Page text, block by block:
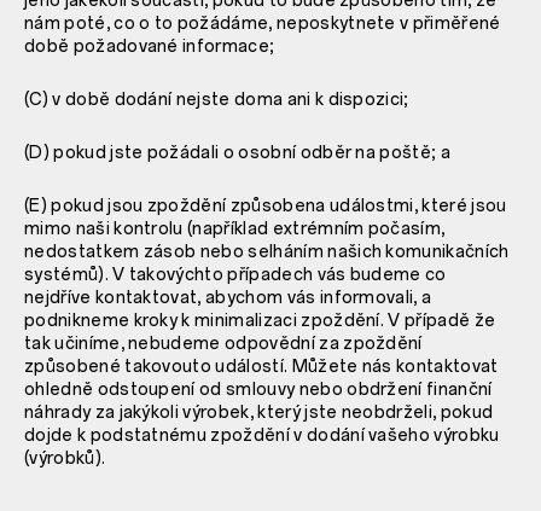
nám poté, co o to požádáme, neposkytnete v přiměřené
době požadované informace;
(C) v době dodání nejste doma ani k dispozici;
(D) pokud jste požádali o osobní odběr na poště; a
(E) pokud jsou zpoždění způsobena událostmi, které jsou
mimo naši kontrolu (například extrémním počasím,
nedostatkem zásob nebo selháním našich komunikačních
systémů). V takovýchto případech vás budeme co
nejdříve kontaktovat, abychom vás informovali, a
podnikneme kroky k minimalizaci zpoždění. V případě že
tak učiníme, nebudeme odpovědní za zpoždění
způsobené takovouto událostí. Můžete nás kontaktovat
ohledně odstoupení od smlouvy nebo obdržení finanční
náhrady za jakýkoli výrobek, který jste neobdrželi, pokud
dojde k podstatnému zpoždění v dodání vašeho výrobku
(výrobků).